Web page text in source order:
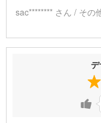
sac******** さん / その